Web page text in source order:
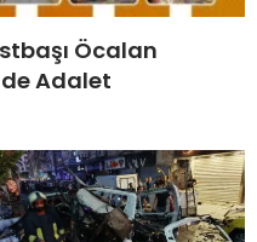
Öcalan
Adalet